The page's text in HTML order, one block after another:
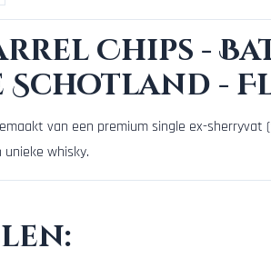
Chips -
Schotland -
van een premium single ex-
whisky.